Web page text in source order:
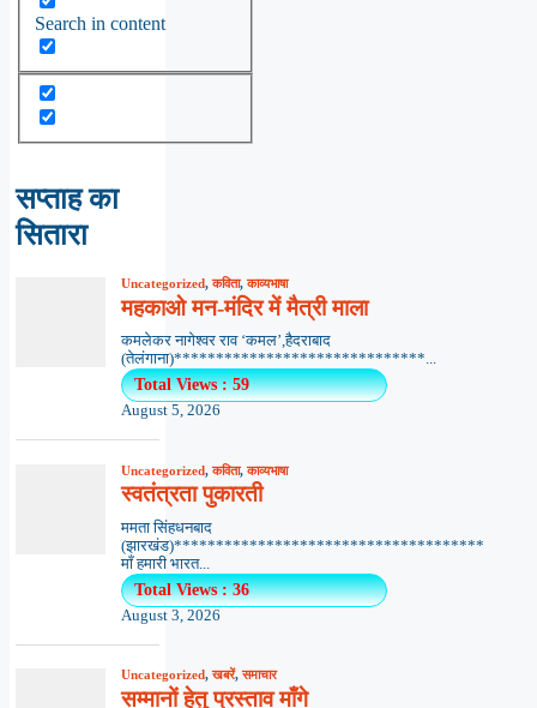
Search in content
सप्ताह का
सितारा
Uncategorized,कविता,काव्यभाषा
महकाओ मन-मंदिर में मैत्री माला
कमलेकर नागेश्वर राव ‘कमल’,हैदराबाद
(तेलंगाना)******************************...
Total Views : 59
August 5, 2026
Uncategorized,कविता,काव्यभाषा
स्वतंत्रता पुकारती
ममता सिंहधनबाद
(झारखंड)*************************************
माँ हमारी भारत...
Total Views : 36
August 3, 2026
Uncategorized,खबरें,समाचार
सम्मानों हेतु प्रस्ताव माँगे